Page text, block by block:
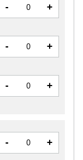
- +
- +
- +
- +